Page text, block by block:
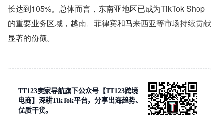
长达到105%。总体而言，东南亚地区已成为TikTok Shop
的重要业务区域，越南、菲律宾和马来西亚等市场持续贡献
显著的份额。
TT123卖家导航旗下公众号【TT123跨境
电商】深耕TikTok平台，分享出海趋势、
优质干货。